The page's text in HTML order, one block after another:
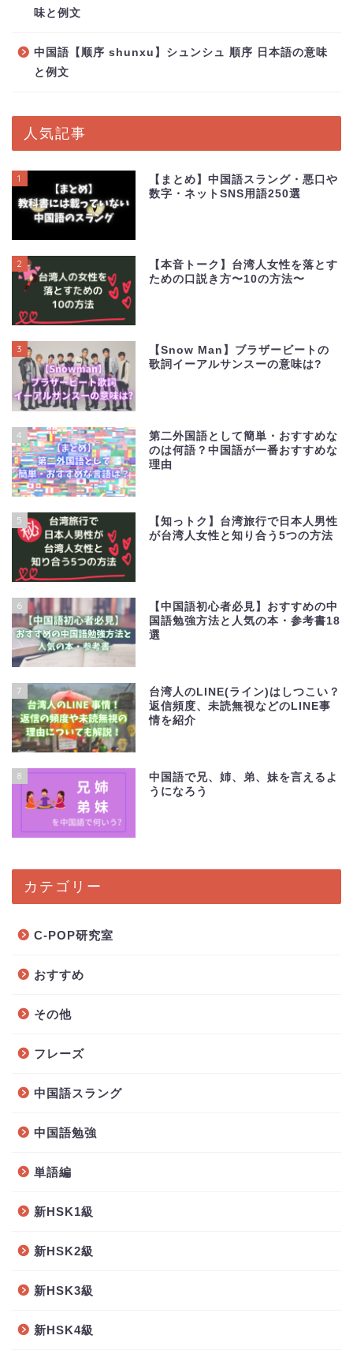
味と例文
中国語【顺序 shunxu】シュンシュ 順序 日本語の意味
と例文
人気記事
1
【まとめ】中国語スラング・悪口や
数字・ネットSNS用語250選
2
【本音トーク】台湾人女性を落とす
ための口説き方〜10の方法〜
3
【Snow Man】ブラザービートの
歌詞イーアルサンスーの意味は?
4
第二外国語として簡単・おすすめな
のは何語？中国語が一番おすすめな
理由
5
【知っトク】台湾旅行で日本人男性
が台湾人女性と知り合う5つの方法
6
【中国語初心者必見】おすすめの中
国語勉強方法と人気の本・参考書18
選
7
台湾人のLINE(ライン)はしつこい？
返信頻度、未読無視などのLINE事
情を紹介
8
中国語で兄、姉、弟、妹を言えるよ
うになろう
カテゴリー
C-POP研究室
おすすめ
その他
フレーズ
中国語スラング
中国語勉強
単語編
新HSK1級
新HSK2級
新HSK3級
新HSK4級